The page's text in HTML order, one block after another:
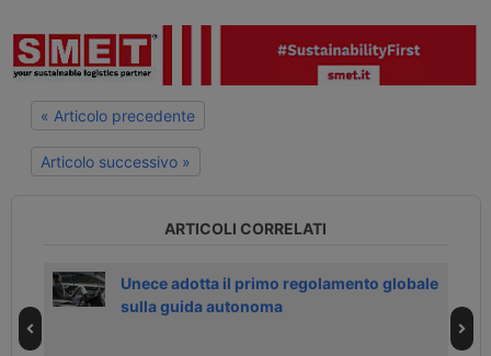
« Articolo precedente
Articolo successivo »
ARTICOLI CORRELATI
Unece adotta il primo regolamento globale
sulla guida autonoma